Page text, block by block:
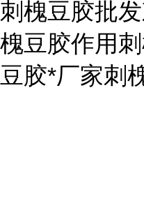
刺槐豆胶批
槐豆胶作用
豆胶*厂家刺